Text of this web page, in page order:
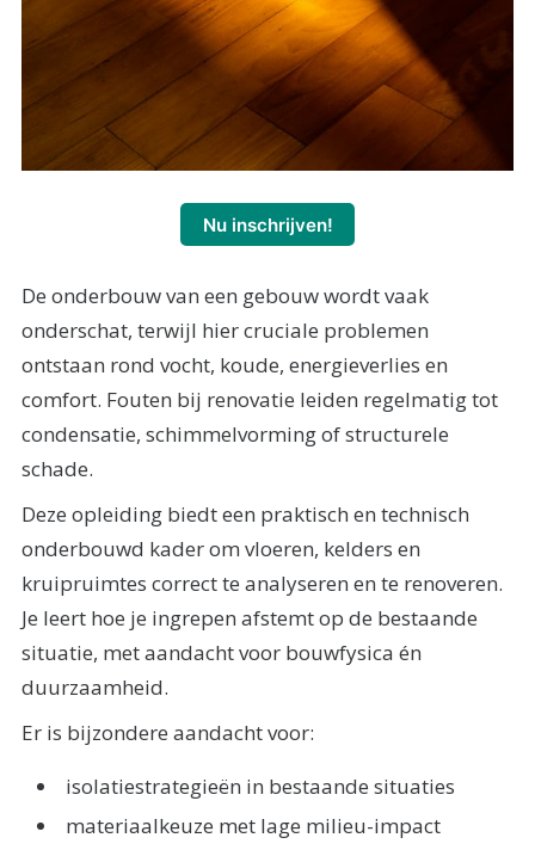
Nu inschrijven!
De onderbouw van een gebouw wordt vaak
onderschat, terwijl hier cruciale problemen
ontstaan rond vocht, koude, energieverlies en
comfort. Fouten bij renovatie leiden regelmatig tot
condensatie, schimmelvorming of structurele
schade.
Deze opleiding biedt een praktisch en technisch
onderbouwd kader om vloeren, kelders en
kruipruimtes correct te analyseren en te renoveren.
Je leert hoe je ingrepen afstemt op de bestaande
situatie, met aandacht voor bouwfysica én
duurzaamheid.
Er is bijzondere aandacht voor:
isolatiestrategieën in bestaande situaties
materiaalkeuze met lage milieu-impact